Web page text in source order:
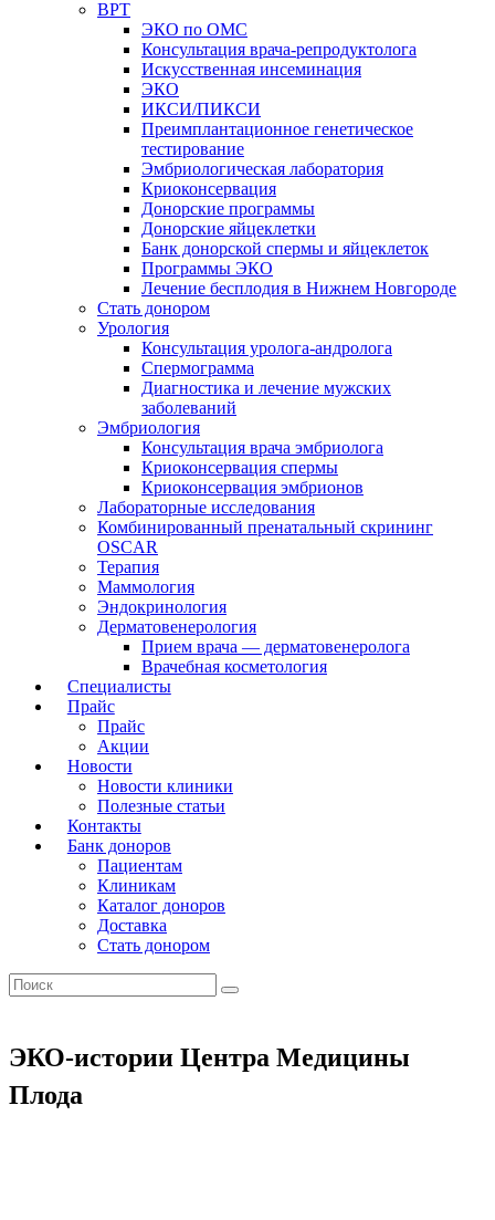
ВРТ
ЭКО по ОМС
Консультация врача-репродуктолога
Искусственная инсеминация
ЭКО
ИКСИ/ПИКСИ
Преимплантационное генетическое
тестирование
Эмбриологическая лаборатория
Криоконсервация
Донорские программы
Донорские яйцеклетки
Банк донорской спермы и яйцеклеток
Программы ЭКО
Лечение бесплодия в Нижнем Новгороде
Стать донором
Урология
Консультация уролога-андролога
Спермограмма
Диагностика и лечение мужских
заболеваний
Эмбриология
Консультация врача эмбриолога
Криоконсервация спермы
Криоконсервация эмбрионов
Лабораторные исследования
Комбинированный пренатальный скрининг
OSCAR
Терапия
Маммология
Эндокринология
Дерматовенерология
Прием врача — дерматовенеролога
Врачебная косметология
Специалисты
Прайс
Прайс
Акции
Новости
Новости клиники
Полезные статьи
Контакты
Банк доноров
Пациентам
Клиникам
Каталог доноров
Доставка
Стать донором
ЭКО-истории Центра Медицины
Плода